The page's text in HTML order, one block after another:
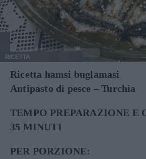
RICETTA
Ricetta hamsi buglamasi
Antipasto di pesce – Turchia
TEMPO PREPARAZIONE E
35 MINUTI
PER PORZIONE: